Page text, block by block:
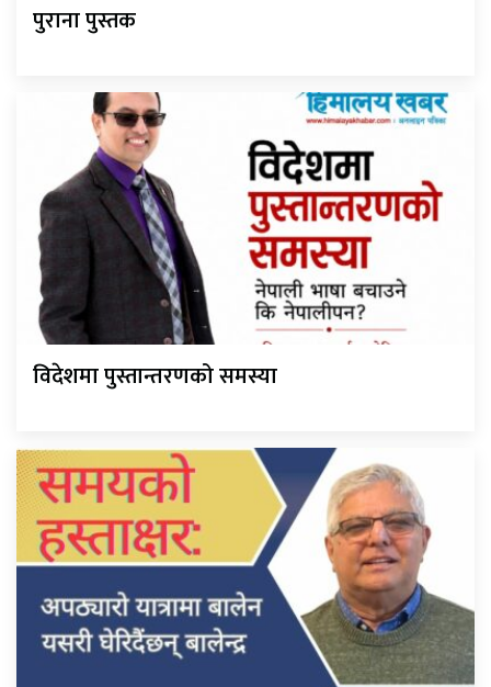
पुराना पुस्तक
विदेशमा पुस्तान्तरणको समस्या